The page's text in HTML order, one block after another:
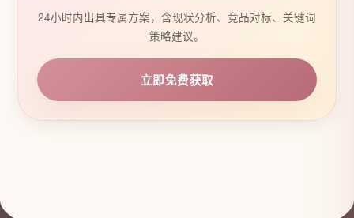
24小时内出具专属方案，含现状分析、竞品对标、关键词
策略建议。
立即免费获取